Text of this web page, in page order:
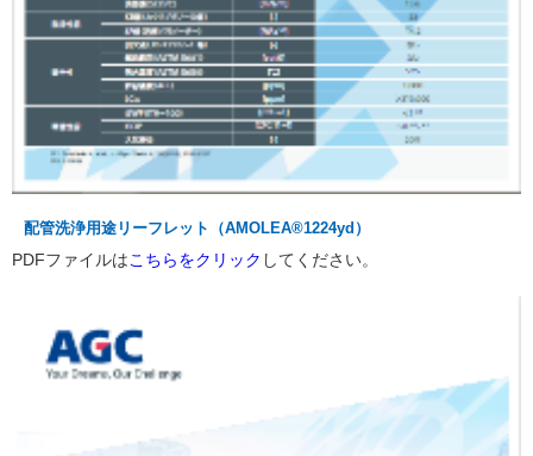
配管洗浄用途リーフレット（AMOLEA®1224yd）
PDFファイルはこちらをクリック してください。